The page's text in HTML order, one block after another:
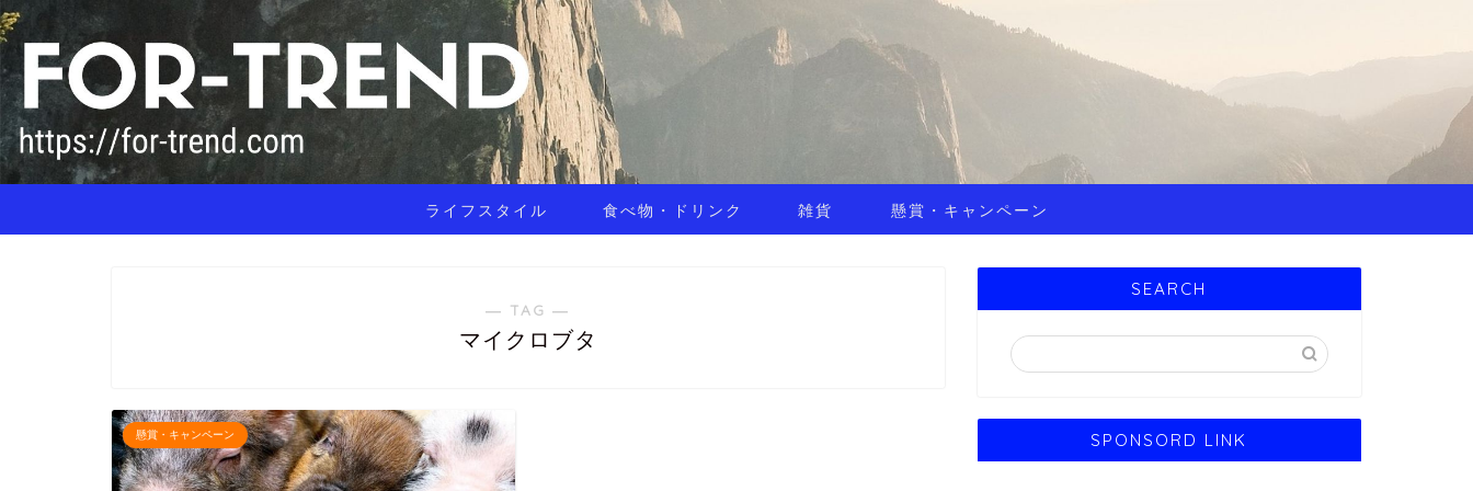
ライフスタイル 食べ物・ドリンク 雑貨 懸賞・キャンペーン
― TAG ―
マイクロブタ
懸賞・キャンペーン
SEARCH
SPONSORD LINK